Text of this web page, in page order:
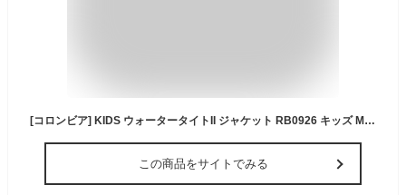
[コロンビア] KIDS ウォータータイトII ジャケット RB0926 キッズ M Collegiate Navy
この商品をサイトでみる